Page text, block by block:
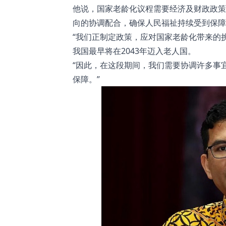
他说，国家老龄化议程需要经济及财政政
向的协调配合，确保人民福祉持续受到保
“我们正制定政策，应对国家老龄化带来
我国最早将在2043年迈入老人国。
“因此，在这段期间，我们需要协调许多
保障。”